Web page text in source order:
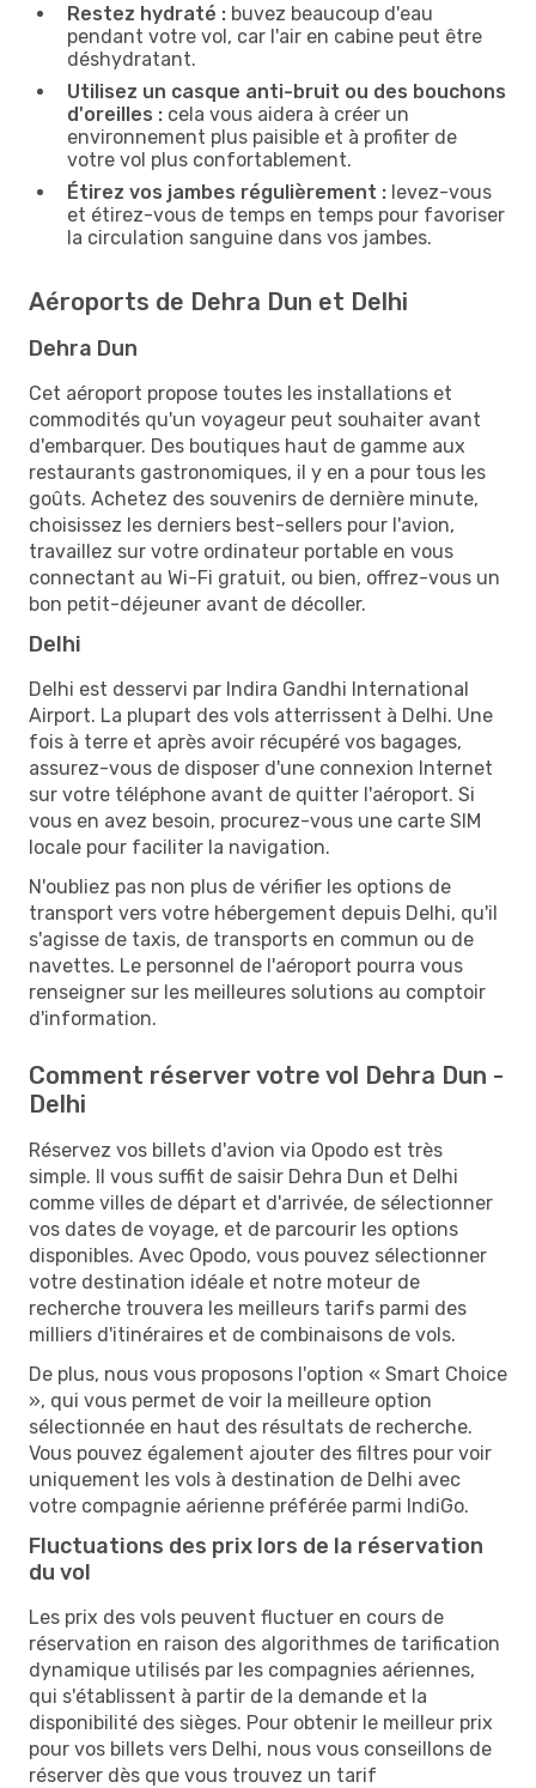
Restez hydraté : buvez beaucoup d'eau
pendant votre vol, car l'air en cabine peut être
déshydratant.
Utilisez un casque anti-bruit ou des bouchons
d'oreilles : cela vous aidera à créer un
environnement plus paisible et à profiter de
votre vol plus confortablement.
Étirez vos jambes régulièrement : levez-vous
et étirez-vous de temps en temps pour favoriser
la circulation sanguine dans vos jambes.
Aéroports de Dehra Dun et Delhi
Dehra Dun
Cet aéroport propose toutes les installations et
commodités qu'un voyageur peut souhaiter avant
d'embarquer. Des boutiques haut de gamme aux
restaurants gastronomiques, il y en a pour tous les
goûts. Achetez des souvenirs de dernière minute,
choisissez les derniers best-sellers pour l'avion,
travaillez sur votre ordinateur portable en vous
connectant au Wi-Fi gratuit, ou bien, offrez-vous un
bon petit-déjeuner avant de décoller.
Delhi
Delhi est desservi par Indira Gandhi International
Airport. La plupart des vols atterrissent à Delhi. Une
fois à terre et après avoir récupéré vos bagages,
assurez-vous de disposer d'une connexion Internet
sur votre téléphone avant de quitter l'aéroport. Si
vous en avez besoin, procurez-vous une carte SIM
locale pour faciliter la navigation.
N'oubliez pas non plus de vérifier les options de
transport vers votre hébergement depuis Delhi, qu'il
s'agisse de taxis, de transports en commun ou de
navettes. Le personnel de l'aéroport pourra vous
renseigner sur les meilleures solutions au comptoir
d'information.
Comment réserver votre vol Dehra Dun -
Delhi
Réservez vos billets d'avion via Opodo est très
simple. Il vous suffit de saisir Dehra Dun et Delhi
comme villes de départ et d'arrivée, de sélectionner
vos dates de voyage, et de parcourir les options
disponibles. Avec Opodo, vous pouvez sélectionner
votre destination idéale et notre moteur de
recherche trouvera les meilleurs tarifs parmi des
milliers d'itinéraires et de combinaisons de vols.
De plus, nous vous proposons l'option « Smart Choice
», qui vous permet de voir la meilleure option
sélectionnée en haut des résultats de recherche.
Vous pouvez également ajouter des filtres pour voir
uniquement les vols à destination de Delhi avec
votre compagnie aérienne préférée parmi IndiGo.
Fluctuations des prix lors de la réservation
du vol
Les prix des vols peuvent fluctuer en cours de
réservation en raison des algorithmes de tarification
dynamique utilisés par les compagnies aériennes,
qui s'établissent à partir de la demande et la
disponibilité des sièges. Pour obtenir le meilleur prix
pour vos billets vers Delhi, nous vous conseillons de
réserver dès que vous trouvez un tarif